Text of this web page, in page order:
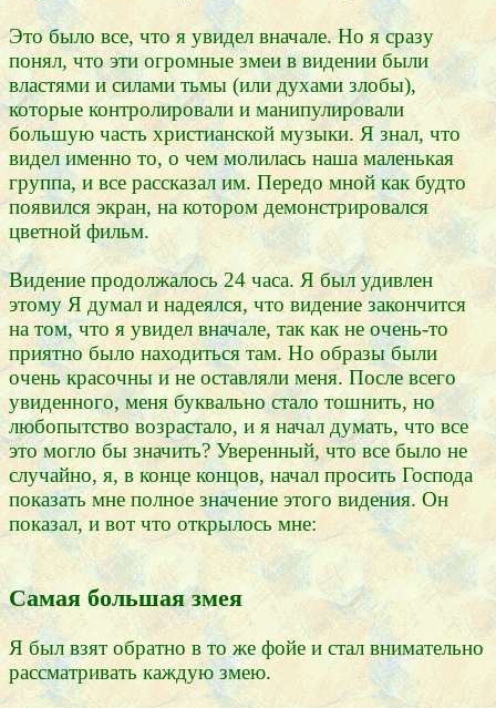
Это было все, что я увидел вначале. Но я сразу
понял, что эти огромные змеи в видении были
властями и силами тьмы (или духами злобы),
которые контролировали и манипулировали
большую часть христианской музыки. Я знал, что
видел именно то, о чем молилась наша маленькая
группа, и все рассказал им. Передо мной как будто
появился экран, на котором демонстрировался
цветной фильм.
Видение продолжалось 24 часа. Я был удивлен
этому Я думал и надеялся, что видение закончится
на том, что я увидел вначале, так как не очень-то
приятно было находиться там. Но образы были
очень красочны и не оставляли меня. После всего
увиденного, меня буквально стало тошнить, но
любопытство возрастало, и я начал думать, что все
это могло бы значить? Уверенный, что все было не
случайно, я, в конце концов, начал просить Господа
показать мне полное значение этого видения. Он
показал, и вот что открылось мне:
Самая большая змея
Я был взят обратно в то же фойе и стал внимательно
рассматривать каждую змею.